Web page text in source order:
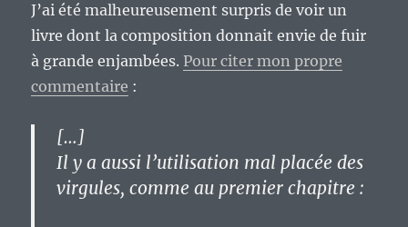
J’ai été malheureusement surpris de voir un
livre dont la composition donnait envie de fuir
à grande enjambées. Pour citer mon propre
commentaire :
[…]
Il y a aussi l’utilisation mal placée des
virgules, comme au premier chapitre :